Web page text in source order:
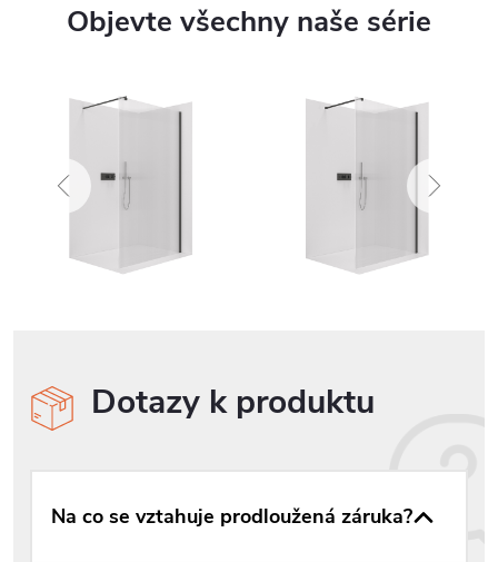
Objevte všechny naše série
Dotazy k produktu
Na co se vztahuje prodloužená záruka?